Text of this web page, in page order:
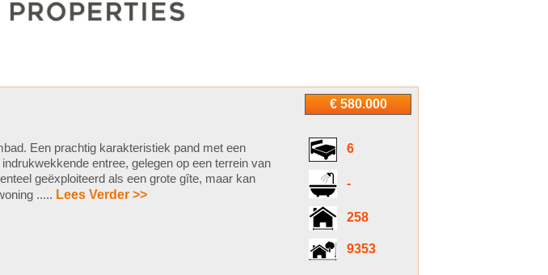
€ 580.000
6
-
258
9353
Een prachtig karakteristiek pand met een
entree, gelegen op een terrein van
geëxploiteerd als een grote gîte, maar kan
..... Lees Verder >>